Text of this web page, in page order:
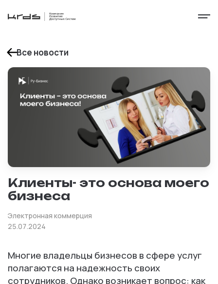
Все новости
Клиенты- это основа моего
бизнеса
Электронная коммерция
25.07.2024
Многие владельцы бизнесов в сфере услуг
полагаются на надежность своих
сотрудников. Однако возникает вопрос: как